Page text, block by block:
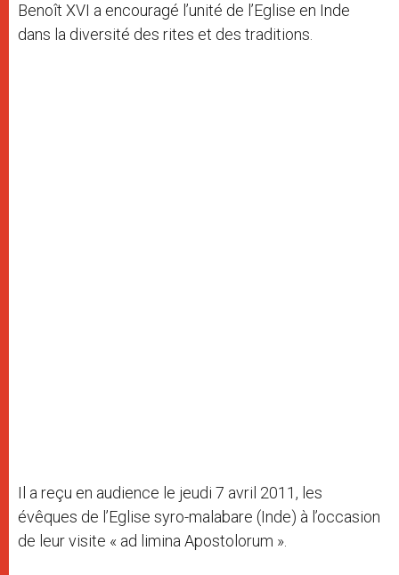
Benoît XVI a encouragé l’unité de l’Eglise en Inde
dans la diversité des rites et des traditions.
Il a reçu en audience le jeudi 7 avril 2011, les
évêques de l’Eglise syro-malabare (Inde) à l’occasion
de leur visite « ad limina Apostolorum ».